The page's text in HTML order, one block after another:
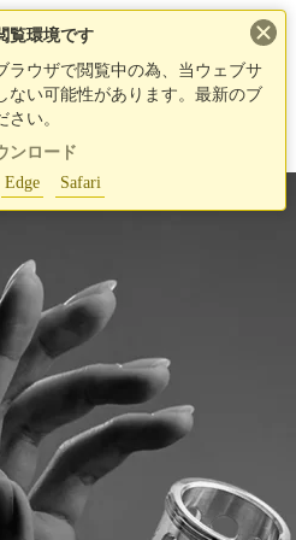
覧環境です
ラウザで閲覧中の為、当ウェブサ
ない可能性があります。最新のブ
い。
ンロード
Edge Safari